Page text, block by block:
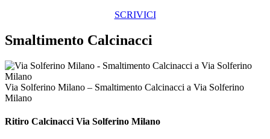
SCRIVICI
Smaltimento Calcinacci
Via Solferino Milano – Smaltimento Calcinacci a Via Solferino
Milano
Ritiro Calcinacci Via Solferino Milano